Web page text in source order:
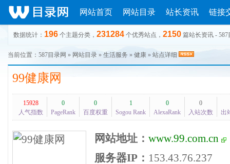
网站首页 网站目录 站长资讯 链接
数据统计： 196 个主题分类， 231284 个优秀站点， 2150 篇站长资讯 - 587
当前位置： 587目录网 » 网站目录 » 生活服务 » 健康 » 站点详细
99健康网
15928
人气指数
0
PageRank
0
百度权重
1
Sogou Rank
0
AlexaRank
0
入站次数
出
网站地址： www.99.com.cn
服务器IP： 153.43.76.237